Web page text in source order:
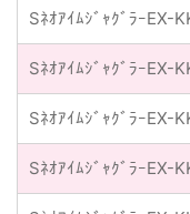
SﾈｵｱｲﾑｼﾞｬｸﾞﾗｰEX-
SﾈｵｱｲﾑｼﾞｬｸﾞﾗｰEX-
SﾈｵｱｲﾑｼﾞｬｸﾞﾗｰEX-
SﾈｵｱｲﾑｼﾞｬｸﾞﾗｰEX-